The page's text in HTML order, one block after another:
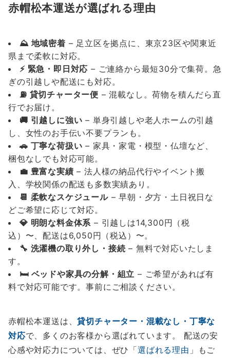
赤帽松本運送が選ばれる理由
⛰️ 地域密着 – 足立区を拠点に、東京23区や関東近
県まで柔軟に対応。
⚡️ 緊急・即日対応 – ご連絡から最短30分で集荷。急
ぎの引越しや配送にも対応。
⛽️ 貸切チャーター便 – 混載なし。荷物を積んだら直
行でお届け。
🚚 引越しに強い – 単身引越しや老人ホームの引越
し、女性のお手伝い不要プランも。
🚗 丁寧な荷扱い – 家具・家電・模型・仏壇など、
梱包なしでも対応可能。
💼 豊富な実績 – 法人様の納品代行やイベント搬
入、学校関係の配送も多数実績あり。
📆 柔軟なスケジュール– 早朝・夕方・土日祝日な
どご希望に応じて対応。
💎 明朗な料金体系 – 引越しは14,300円（税
込）〜、配送は6,050円（税込）〜。
🔧 洗濯機の取り外し・接続 – 無料で対応いたしま
す。
🛏️ ベッドや家具の分解・組立 – ご希望があれば有
料で対応可能です。事前にご相談ください。
赤帽松本運送は、貸切チャーター・混載なし・丁寧な
対応で、多くのお客様から選ばれています。 配送の安
心感や対応力については、ぜひ「選ばれる理由 」もご